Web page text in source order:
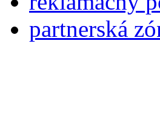
partnerská